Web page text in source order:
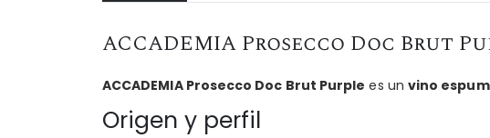
ACCADEMIA Prosecco Doc Brut
ACCADEMIA Prosecco Doc Brut Purple es un vino
Origen y perfil